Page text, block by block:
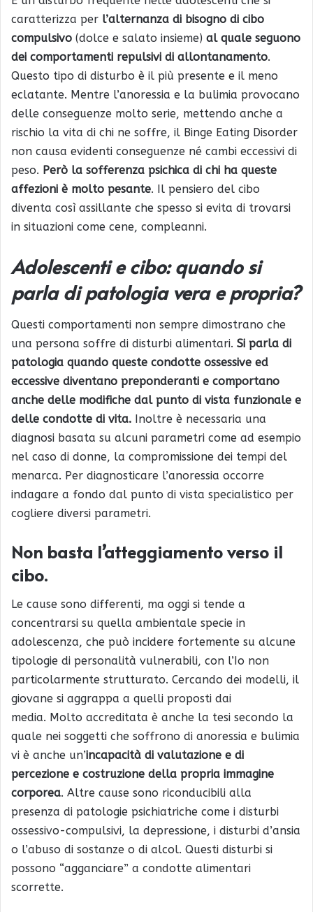
caratterizza per l’alternanza di bisogno di cibo
compulsivo (dolce e salato insieme) al quale seguono
dei comportamenti repulsivi di allontanamento.
Questo tipo di disturbo è il più presente e il meno
eclatante. Mentre l’anoressia e la bulimia provocano
delle conseguenze molto serie, mettendo anche a
rischio la vita di chi ne soffre, il Binge Eating Disorder
non causa evidenti conseguenze né cambi eccessivi di
peso. Però la sofferenza psichica di chi ha queste
affezioni è molto pesante. Il pensiero del cibo
diventa così assillante che spesso si evita di trovarsi
in situazioni come cene, compleanni.
Adolescenti e cibo: quando si
parla di patologia vera e propria?
Questi comportamenti non sempre dimostrano che
una persona soffre di disturbi alimentari. Si parla di
patologia quando queste condotte ossessive ed
eccessive diventano preponderanti e comportano
anche delle modifiche dal punto di vista funzionale e
delle condotte di vita. Inoltre è necessaria una
diagnosi basata su alcuni parametri come ad esempio
nel caso di donne, la compromissione dei tempi del
menarca. Per diagnosticare l’anoressia occorre
indagare a fondo dal punto di vista specialistico per
cogliere diversi parametri.
Non basta l’atteggiamento verso il
cibo.
Le cause sono differenti, ma oggi si tende a
concentrarsi su quella ambientale specie in
adolescenza, che può incidere fortemente su alcune
tipologie di personalità vulnerabili, con l’Io non
particolarmente strutturato. Cercando dei modelli, il
giovane si aggrappa a quelli proposti dai
media. Molto accreditata è anche la tesi secondo la
quale nei soggetti che soffrono di anoressia e bulimia
vi è anche un’incapacità di valutazione e di
percezione e costruzione della propria immagine
corporea. Altre cause sono riconducibili alla
presenza di patologie psichiatriche come i disturbi
ossessivo-compulsivi, la depressione, i disturbi d’ansia
o l’abuso di sostanze o di alcol. Questi disturbi si
possono “agganciare” a condotte alimentari
scorrette.